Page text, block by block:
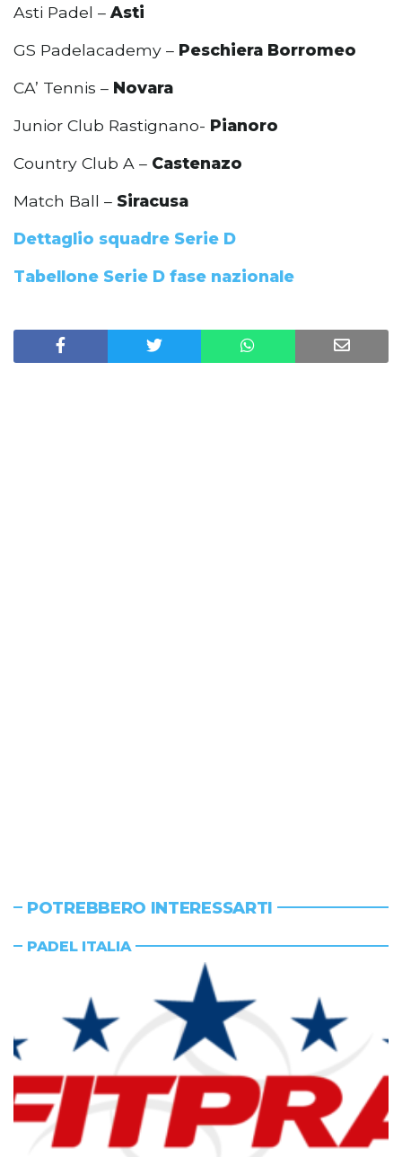
Asti Padel – Asti
GS Padelacademy – Peschiera Borromeo
CA’ Tennis – Novara
Junior Club Rastignano- Pianoro
Country Club A – Castenazo
Match Ball – Siracusa
Dettaglio squadre Serie D
Tabellone Serie D fase nazionale
POTREBBERO INTERESSARTI
PADEL ITALIA